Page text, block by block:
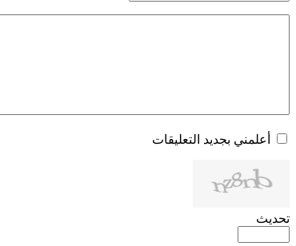
أعلمني بجديد التعليقات
تحديث